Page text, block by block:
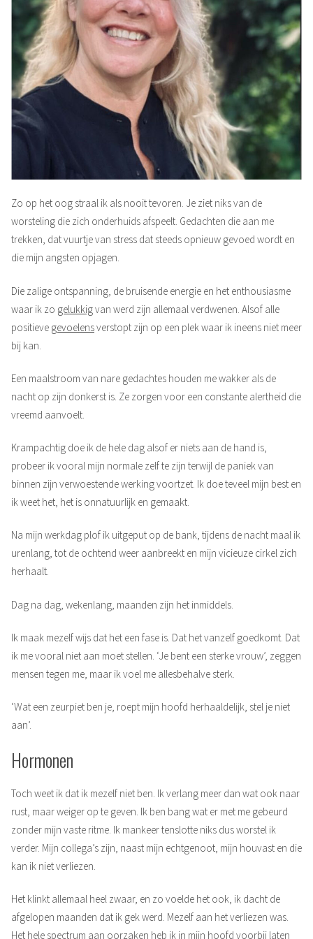
Zo op het oog straal ik als nooit tevoren. Je ziet niks van de
worsteling die zich onderhuids afspeelt. Gedachten die aan me
trekken, dat vuurtje van stress dat steeds opnieuw gevoed wordt en
die mijn angsten opjagen.
Die zalige ontspanning, de bruisende energie en het enthousiasme
waar ik zo gelukkigvan werd zijn allemaal verdwenen. Alsof alle
positieve gevoelensverstopt zijn op een plek waar ik ineens niet meer
bij kan.
Een maalstroom van nare gedachtes houden me wakker als de
nacht op zijn donkerst is. Ze zorgen voor een constante alertheid die
vreemd aanvoelt.
Krampachtig doe ik de hele dag alsof er niets aan de hand is,
probeer ik vooral mijn normale zelf te zijn terwijl de paniek van
binnen zijn verwoestende werking voortzet. Ik doe teveel mijn best en
ik weet het, het is onnatuurlijk en gemaakt.
Na mijn werkdag plof ik uitgeput op de bank, tijdens de nacht maal ik
urenlang, tot de ochtend weer aanbreekt en mijn vicieuze cirkel zich
herhaalt.
Dag na dag, wekenlang, maanden zijn het inmiddels.
Ik maak mezelf wijs dat het een fase is. Dat het vanzelf goedkomt. Dat
ik me vooral niet aan moet stellen. ‘Je bent een sterke vrouw’, zeggen
mensen tegen me, maar ik voel me allesbehalve sterk.
‘Wat een zeurpiet ben je, roept mijn hoofd herhaaldelijk, stel je niet
aan’.
Hormonen
Toch weet ik dat ik mezelf niet ben. Ik verlang meer dan wat ook naar
rust, maar weiger op te geven. Ik ben bang wat er met me gebeurd
zonder mijn vaste ritme. Ik mankeer tenslotte niks dus worstel ik
verder. Mijn collega’s zijn, naast mijn echtgenoot, mijn houvast en die
kan ik niet verliezen.
Het klinkt allemaal heel zwaar, en zo voelde het ook, ik dacht de
afgelopen maanden dat ik gek werd. Mezelf aan het verliezen was.
Het hele spectrum aan oorzaken heb ik in mijn hoofd voorbij laten